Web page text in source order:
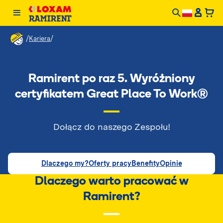
/Kariera/
Ramirent po raz 5. Wyróżniony
certyfikatem Great Place To Work®
Dołącz do naszego Zespołu!
Dlaczego my?Oferty pracyBenefityOpinie
Dlaczego warto pracować w
Ramirent?